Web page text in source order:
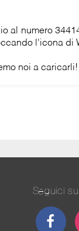
al numero
l'icona di
noi a caricarli!
Seguici su